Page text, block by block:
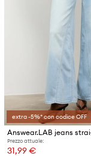
extra -5%* con codice OFF
Answear.LAB jeans
Prezzo attuale:
31,99 €